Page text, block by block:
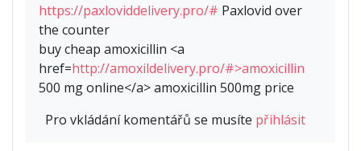
https://paxloviddelivery.pro/# Paxlovid over
the counter
buy cheap amoxicillin <a
href=http://amoxildelivery.pro/#>amoxicillin
500 mg online</a> amoxicillin 500mg price
Pro vkládání komentářů se musíte přihlásit